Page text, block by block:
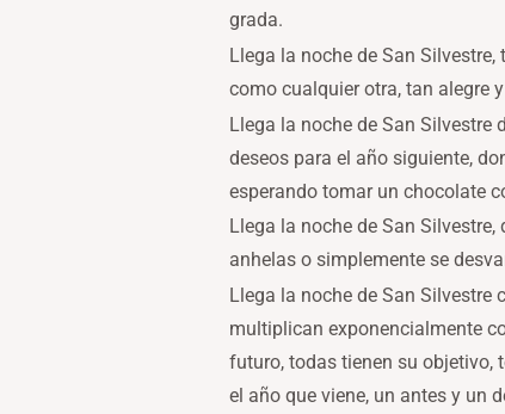
grada.
Llega la noche de San
como cualquier otra, tan alegre
Llega la noche de San
deseos para el año siguiente,
esperando tomar un chocolate
Llega la noche de San
anhelas o simplemente se
Llega la noche de San Silvestre
multiplican exponencialmente
futuro, todas tienen su objetivo,
el año que viene, un antes y un